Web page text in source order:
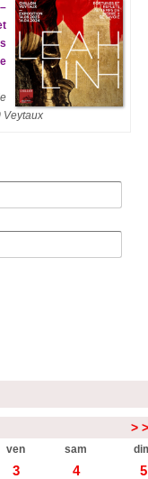
Veytaux
>
ven sam
3 4
5